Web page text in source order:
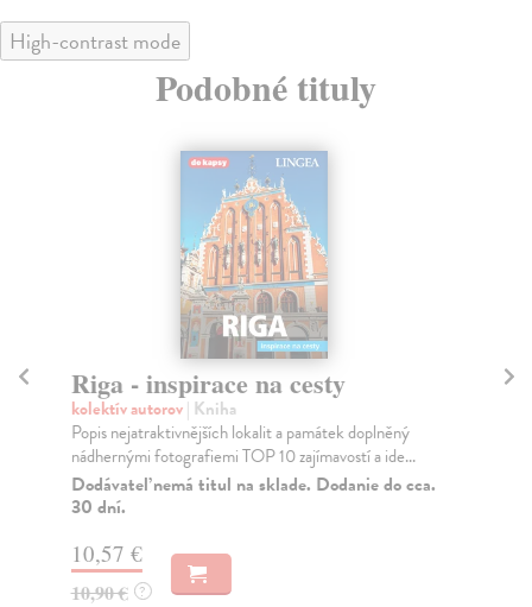
High-contrast mode
Podobné tituly
Riga - inspirace na cesty
kolektív autorov| Kniha
Popis nejatraktivnějších lokalit a památek doplněný
nádhernými fotografiemi TOP 10 zajímavostí a ide...
Dodávateľ nemá titul na sklade. Dodanie do cca.
30 dní.
10,57 €
10,90 € ?